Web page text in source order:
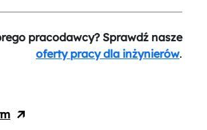
pracodawcy? Sprawdź nasze
oferty pracy dla inżynierów.